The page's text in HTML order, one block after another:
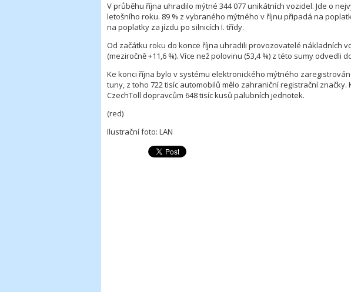
V průběhu října uhradilo mýtné 344 077 unikátních vozidel. Jde o
letošního roku. 89 % z vybraného mýtného v říjnu připadá na
na poplatky za jízdu po silnicích I. třídy.
Od začátku roku do konce října uhradili provozovatelé nákladních
(meziročně +11,6 %). Více než polovinu (53,4 %) z této sumy odvedli
Ke konci října bylo v systému elektronického mýtného
tuny, z toho 722 tisíc automobilů mělo zahraniční registrační
CzechToll dopravcům 648 tisíc kusů palubních jednotek.
(red)
Ilustrační foto: LAN